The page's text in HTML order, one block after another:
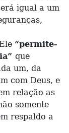
igual a um
“permite-
que
um, da
com Deus, e
relação as
somente
respaldo a